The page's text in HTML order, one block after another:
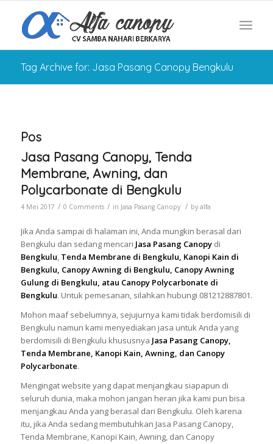
Tag Archive for: Jasa Pasang Canopy Bengkulu
Pos
Jasa Pasang Canopy, Tenda
Membrane, Awning, dan
Polycarbonate di Bengkulu
4 Mei 2017 / 0 Comments / in Jasa Pasang Canopy / by alfa
Jika Anda sampai di halaman ini, Anda mungkin berasal dari
Bengkulu dan sedang mencari Jasa Pasang Canopy di
Bengkulu, Tenda Membrane di Bengkulu, Kanopi Kain di
Bengkulu, Canopy Awning di Bengkulu, Canopy Awning
Gulung di Bengkulu, atau Canopy Polycarbonate di
Bengkulu. Untuk pemesanan, silahkan hubungi 081212887801.
Mohon maaf sebelumnya, sejujurnya kami tidak berdomisili di
Bengkulu namun kami menyediakan jasa untuk Anda yang
berdomisili di Bengkulu khususnya Jasa Pasang Canopy,
Tenda Membrane, Kanopi Kain, Awning, dan Canopy
Polycarbonate.
Mengingat website yang dapat menjangkau siapapun di
seluruh dunia, maka mohon jangan heran jika kami pun bisa
menjangkau Anda yang berasal dari Bengkulu. Oleh karena
itu, jika Anda sedang membutuhkan Jasa Pasang Canopy,
Tenda Membrane, Kanopi Kain, Awning, dan Canopy